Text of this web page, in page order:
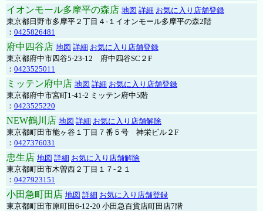
イオンモール多摩平の森店 地図 詳細 お気に入り店舗登録
東京都日野市多摩平２丁目４-１イオンモール多摩平の森2階
： 0425826481
府中四谷店 地図 詳細 お気に入り店舗登録
東京都府中市四谷5-23-12 府中四谷SC２F
： 0423525011
ミッテン府中店 地図 詳細 お気に入り店舗登録
東京都府中市宮町1-41-2 ミッテン府中5階
： 0423525220
NEW鶴川店 地図 詳細 お気に入り店舗解除
東京都町田市能ヶ谷１丁目７番５号 神栄ビル２F
： 0427376031
忠生店 地図 詳細 お気に入り店舗解除
東京都町田市木曽西２丁目１７-２１
： 0427923151
小田急町田店 地図 詳細 お気に入り店舗登録
東京都町田市原町田6-12-20 小田急百貨店町田店7階